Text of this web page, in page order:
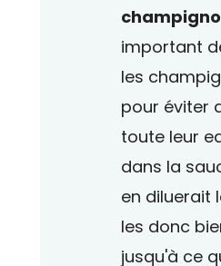
important
les
pour éviter
toute leur
dans la
en diluerait
les donc
jusqu'à ce